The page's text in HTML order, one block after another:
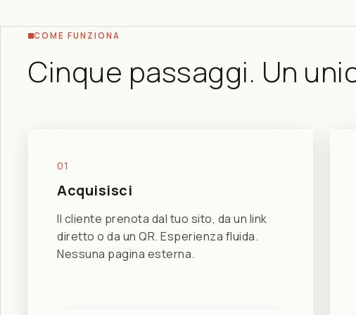
COME FUNZIONA
Cinque passaggi. Un
01
Acquisisci
Il cliente prenota dal tuo sito, da un link
diretto o da un QR. Esperienza fluida.
Nessuna pagina esterna.